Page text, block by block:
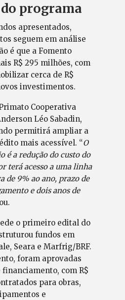
programa
apresentados,
seguem em análise
é que a Fomento
R$ 295 milhões, com
cerca de R$
investimentos.
Cooperativa
Léo Sabadin,
permitirá ampliar a
mais acessível. “O
é a redução do custo do
terá acesso a uma linha
de 9% ao ano, prazo de
e dois anos de
o primeiro edital do
fundos em
Seara e Marfrig/BRF.
foram aprovadas
financiamento, com R$
para obras,
e